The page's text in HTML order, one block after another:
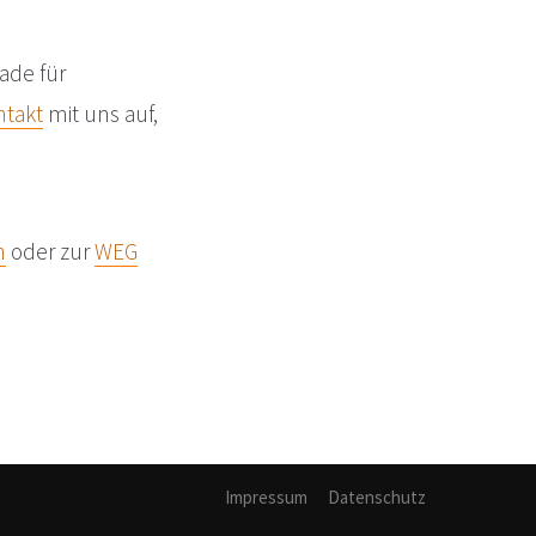
für
mit uns auf,
oder zurWEG
Impressum Datenschutz